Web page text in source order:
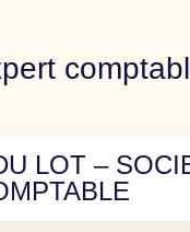
LOT –